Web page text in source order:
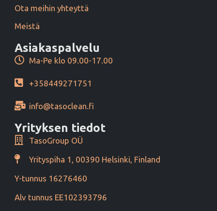
Ota meihin yhteyttä
Meistä
Asiakaspalvelu
Ma-Pe klo 09.00-17.00
+358449271751
info@tasoclean.fi
Yrityksen tiedot
TasoGroup OÜ
Yrityspiha 1, 00390 Helsinki, Finland
Y-tunnus 16276460
Alv tunnus EE102393796